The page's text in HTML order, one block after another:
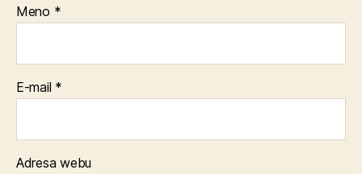
Meno *
E-mail *
Adresa webu